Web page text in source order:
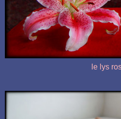
le lys